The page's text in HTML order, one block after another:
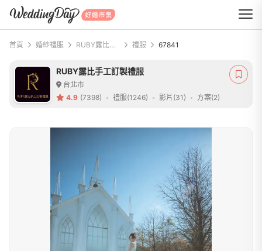
WeddingDay 好婚市集
首頁 婚紗禮服 RUBY露比手工訂製禮服 禮服 67841
RUBY露比手工訂製禮服
台北市
4.9 (7398) 禮服(1246) 影片(31) 方案(2)